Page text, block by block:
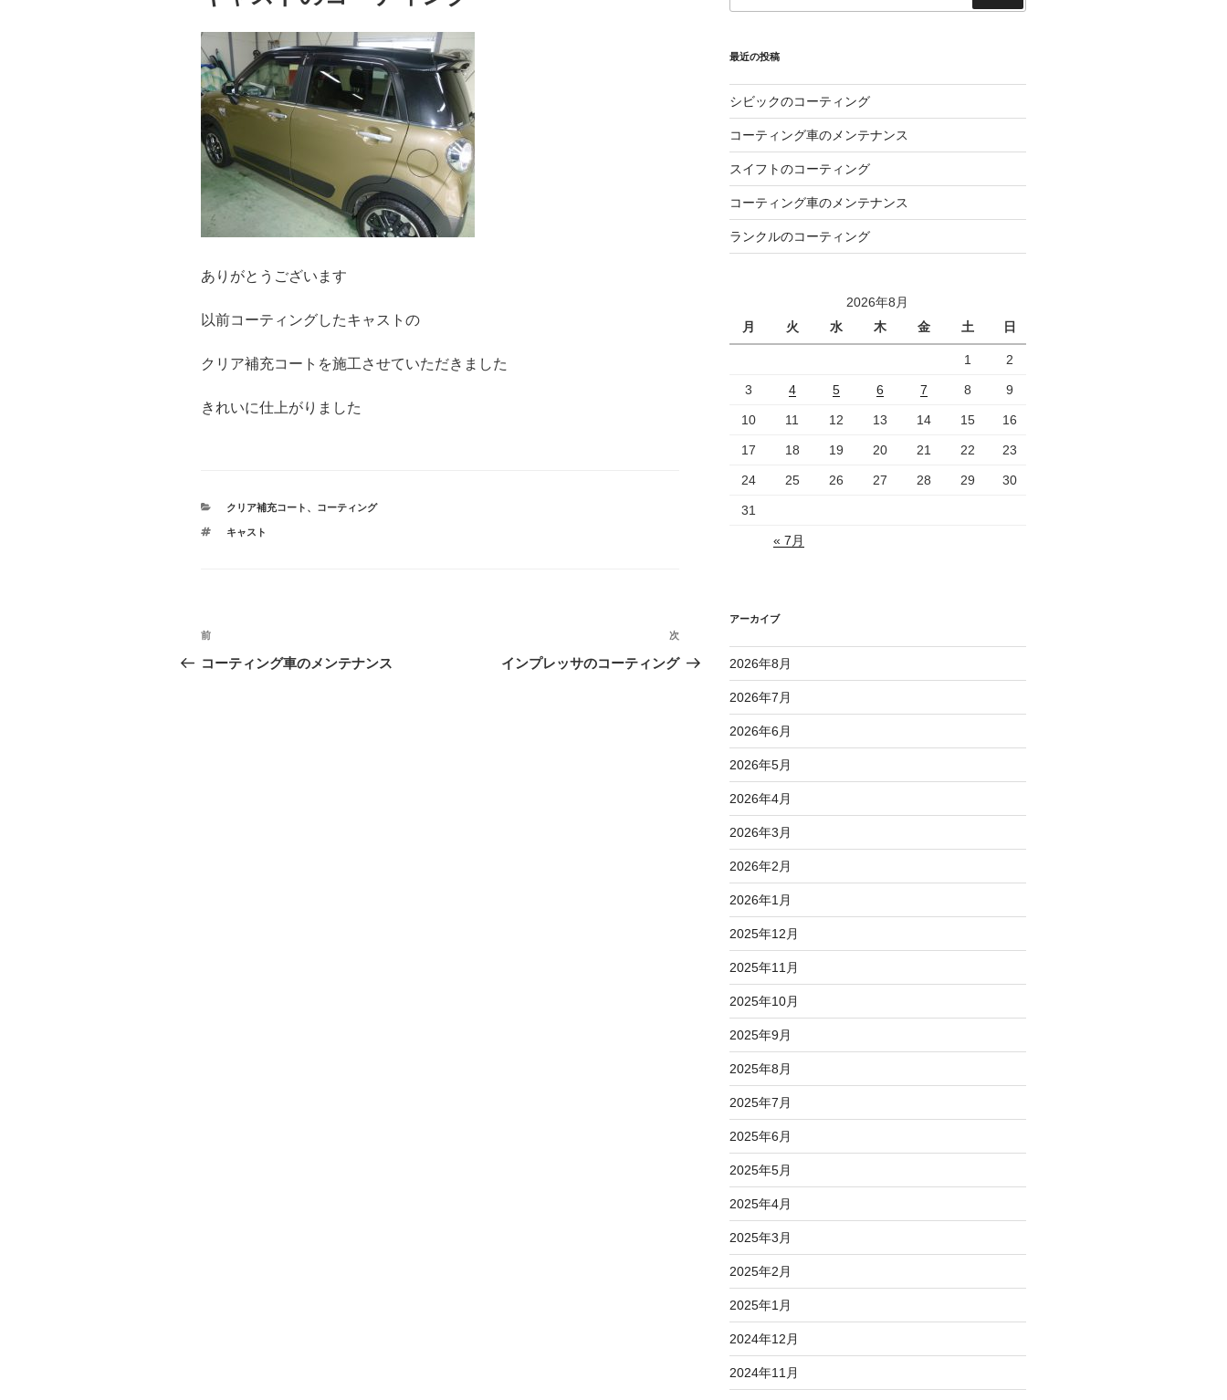
ありがとうございます
以前コーティングしたキャストの
クリア補充コートを施工させていただきました
きれいに仕上がりました
カ
ゴ
クリア補充コート 、 コーティング
タ
キャスト
投
稿
前
の
前
コーティング車のメンテナンス
次
の
次
インプレッサのコーティング
索
最近の投稿
シビックのコーティング
コーティング車のメンテナンス
スイフトのコーティング
コーティング車のメンテナンス
ランクルのコーティング
2026年8月
月
火 水 木 金 土 日
1 2
3 4 5 6 7 8 9
10 11 12 13 14 15 16
17 18 19 20 21 22 23
24 25 26 27 28 29 30
31
« 7月
アーカイブ
2026年8月
2026年7月
2026年6月
2026年5月
2026年4月
2026年3月
2026年2月
2026年1月
2025年12月
2025年11月
2025年10月
2025年9月
2025年8月
2025年7月
2025年6月
2025年5月
2025年4月
2025年3月
2025年2月
2025年1月
2024年12月
2024年11月